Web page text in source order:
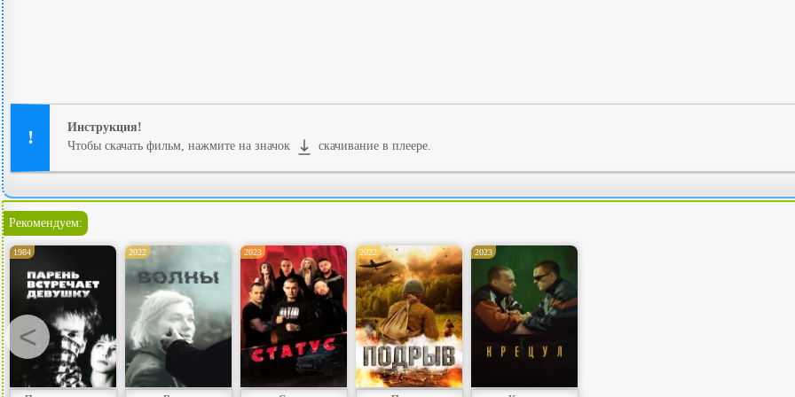
Инструкция!
Чтобы скачать фильм, нажмите на значок
скачивание в плеере.
Рекомендуем:
1984 2022 2023 2022 2023
<